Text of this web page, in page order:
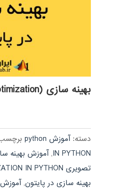
بهینه سازی (optimization) در پایتون
دسته:آموزش python
IN PYTHON
,آموزش بهینه
تصویری OPTIMIZATION IN PYTHON
بهینه سازی در پایتون,